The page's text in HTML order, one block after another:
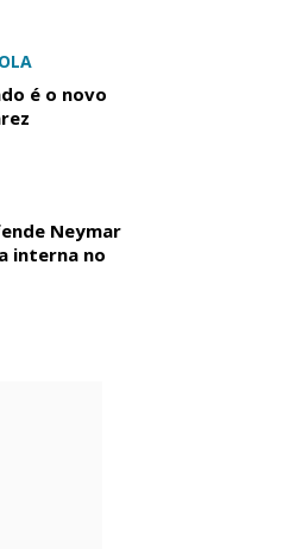
é o novo
Neymar
interna no